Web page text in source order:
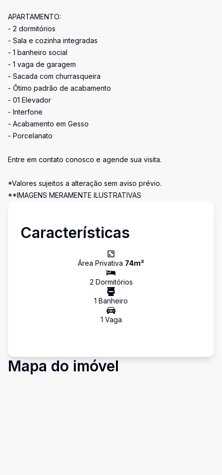
APARTAMENTO:
- 2 dormitórios
- Sala e cozinha integradas
- 1 banheiro social
- 1 vaga de garagem
- Sacada com churrasqueira
- Ótimo padrão de acabamento
- 01 Elevador
- Interfone
- Acabamento em Gesso
- Porcelanato
Entre em contato conosco e agende sua visita.
*Valores sujeitos a alteração sem aviso prévio.
**IMAGENS MERAMENTE ILUSTRATIVAS
Características
Área Privativa 74m²
2 Dormitórios
1 Banheiro
1 Vaga
Mapa do imóvel